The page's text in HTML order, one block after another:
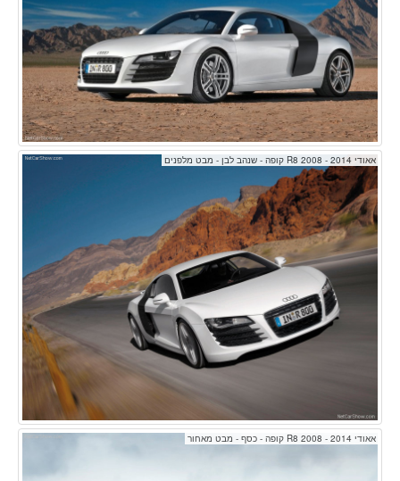
אאודי R8 2008 - 2014 קופה - שנהב לבן - מבט מלפנים
אאודי R8 2008 - 2014 קופה - כסף - מבט מאחור